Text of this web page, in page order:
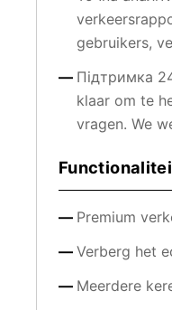
gebruikers,
Підтримка
klaar om te
vragen. We
Premium
Verberg het
Meerdere